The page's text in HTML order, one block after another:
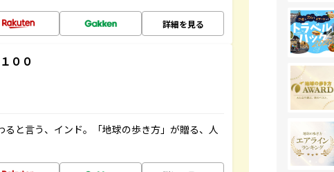
詳細を見る
００
と言う、インド。「地球の歩き方」が贈る、人